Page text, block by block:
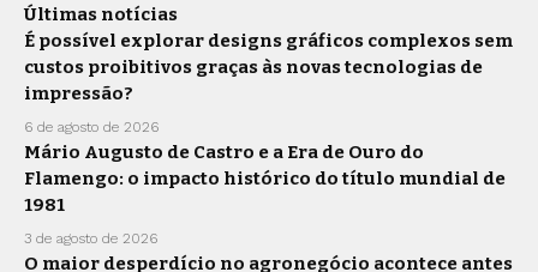
Últimas notícias
É possível explorar designs gráficos complexos sem
custos proibitivos graças às novas tecnologias de
impressão?
6 de agosto de 2026
Mário Augusto de Castro e a Era de Ouro do
Flamengo: o impacto histórico do título mundial de
1981
3 de agosto de 2026
O maior desperdício no agronegócio acontece antes